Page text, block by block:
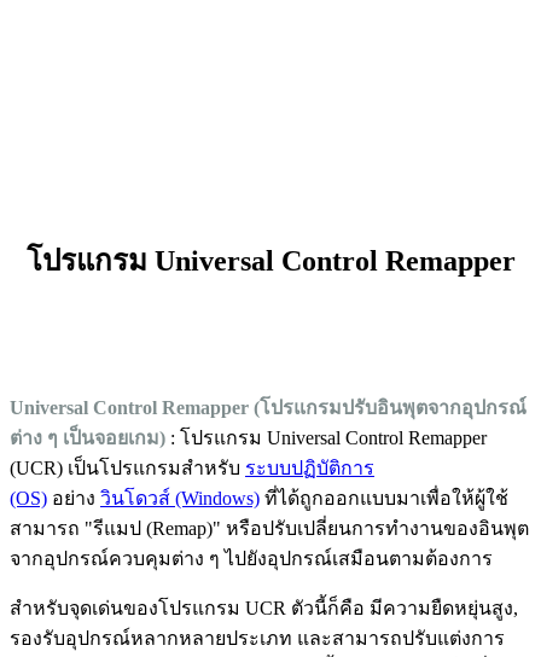
โปรแกรม Universal Control Remapper
Universal Control Remapper (โปรแกรมปรับอินพุตจากอุปกรณ์
ต่าง ๆ เป็นจอยเกม) : โปรแกรม Universal Control Remapper
(UCR) เป็นโปรแกรมสำหรับ ระบบปฏิบัติการ
(OS) อย่าง วินโดวส์ (Windows) ที่ได้ถูกออกแบบมาเพื่อให้ผู้ใช้
สามารถ "รีแมป (Remap)" หรือปรับเปลี่ยนการทำงานของอินพุต
จากอุปกรณ์ควบคุมต่าง ๆ ไปยังอุปกรณ์เสมือนตามต้องการ
สำหรับจุดเด่นของโปรแกรม UCR ตัวนี้ก็คือ มีความยืดหยุ่นสูง,
รองรับอุปกรณ์หลากหลายประเภท และสามารถปรับแต่งการ